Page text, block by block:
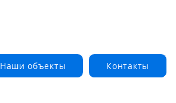
Наши объекты Контакты